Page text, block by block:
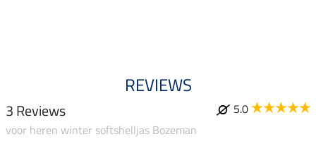
REVIEWS
3 Reviews
5.0
voor heren winter softshelljas Bozeman